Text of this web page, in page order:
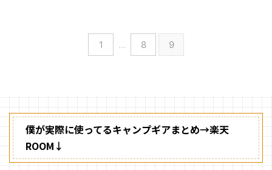
1 … 8 9
僕が実際に使ってるキャンプギアまとめ→楽天
ROOM↓